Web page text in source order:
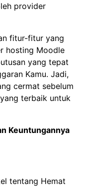
provider
fitur-fitur yang
hosting Moodle
yang tepat
Kamu. Jadi,
cermat sebelum
terbaik untuk
Keuntungannya
tentang Hemat